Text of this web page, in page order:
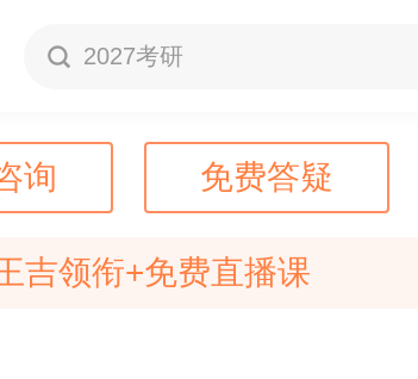
2027考研
询 免费答疑
吉领衔+免费直播课